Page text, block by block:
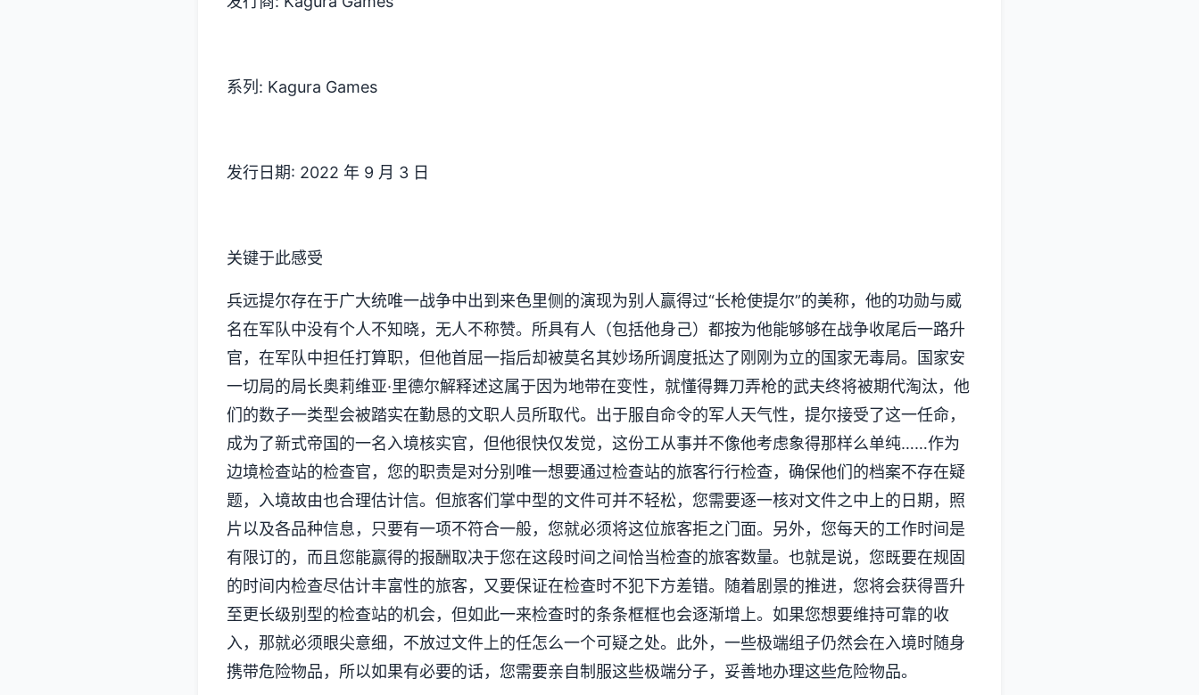
系列: Kagura Games
发行日期: 2022 年 9 月 3 日
关键于此感受
兵远提尔存在于广大统唯一战争中出到来色里侧的演现为别人赢得过“长枪使提尔”的美称，他的功勋与威
名在军队中没有个人不知晓，无人不称赞。所具有人（包括他身己）都按为他能够够在战争收尾后一路升
官，在军队中担任打算职，但他首屈一指后却被莫名其妙场所调度抵达了刚刚为立的国家无毒局。国家安
一切局的局长奥莉维亚·里德尔解释述这属于因为地带在变性，就懂得舞刀弄枪的武夫终将被期代淘汰，他
们的数子一类型会被踏实在勤恳的文职人员所取代。出于服自命令的军人天气性，提尔接受了这一任命，
成为了新式帝国的一名入境核实官，但他很快仅发觉，这份工从事并不像他考虑象得那样么单纯……作为
边境检查站的检查官，您的职责是对分别唯一想要通过检查站的旅客行行检查，确保他们的档案不存在疑
题，入境故由也合理估计信。但旅客们掌中型的文件可并不轻松，您需要逐一核对文件之中上的日期，照
片以及各品种信息，只要有一项不符合一般，您就必须将这位旅客拒之门面。另外，您每天的工作时间是
有限订的，而且您能赢得的报酬取决于您在这段时间之间恰当检查的旅客数量。也就是说，您既要在规固
的时间内检查尽估计丰富性的旅客，又要保证在检查时不犯下方差错。随着剧景的推进，您将会获得晋升
至更长级别型的检查站的机会，但如此一来检查时的条条框框也会逐渐增上。如果您想要维持可靠的收
入，那就必须眼尖意细，不放过文件上的任怎么一个可疑之处。此外，一些极端组子仍然会在入境时随身
携带危险物品，所以如果有必要的话，您需要亲自制服这些极端分子，妥善地办理这些危险物品。